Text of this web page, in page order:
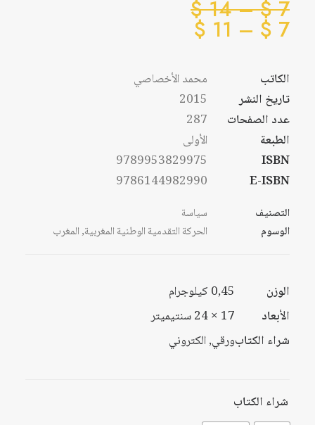
7
$
–
14
$نطاق
خلال
7
$
–
11
$
من
خلال
الكاتب
محمد الأخصاصي
تاريخ النشر
2015
عدد الصفحات
287
الطبعة
الأولى
ISBN
9789953829975
E-ISBN
9786144982990
التصنيف
سياسة
الوسوم
الحركة التقدمية الوطنية المغربية,المغرب
الوزن
0,45 كيلوجرام
الأبعاد
17 × 24 سنتيميتر
شراء الكتابورقي, الكتروني
شراء الكتاب